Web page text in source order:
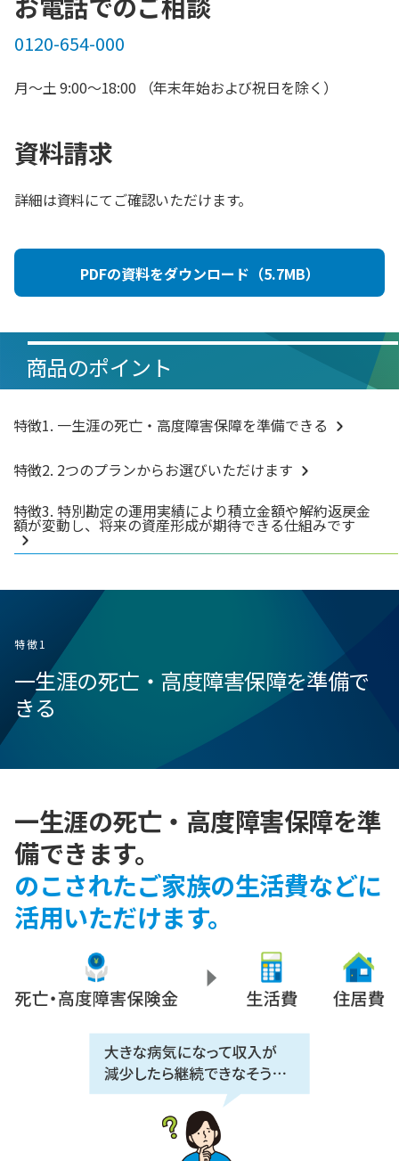
0120-654-000
月～土 9:00～18:00 （年末年始および祝日を除く）
資料請求
詳細は資料にてご確認いただけます。
PDFの資料をダウンロード（5.7MB）
商品のポイント
特徴1. 一生涯の死亡・高度障害保障を準備できる
特徴2. 2つのプランからお選びいただけます
特徴3. 特別勘定の運用実績により積立金額や解約返戻金
額が変動し、将来の資産形成が期待できる仕組みです
特徴1
一生涯の死亡・高度障害保障を準備で
きる
一生涯の死亡・高度障害保障を準
備できます。
のこされたご家族の生活費などに
活用いただけます。